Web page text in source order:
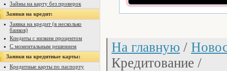
Займы на карту без проверок
Заявки на кредит:
Заявка на кредит (в несколько
банков)
Кпедиты с низким процентом
С моментальным решением
Заявки на кредитные карты:
Кредитные карты по паспорту
На главную /
Кредитование /